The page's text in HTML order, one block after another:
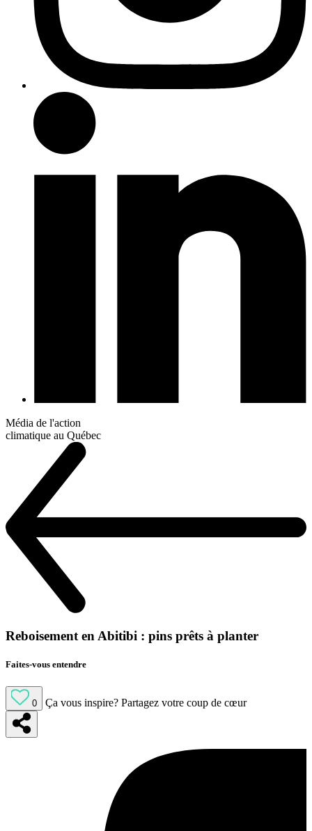
Média de l'action
climatique au Québec
Reboisement en Abitibi : pins prêts à planter
Faites-vous entendre
0 Ça vous inspire? Partagez votre coup de cœur